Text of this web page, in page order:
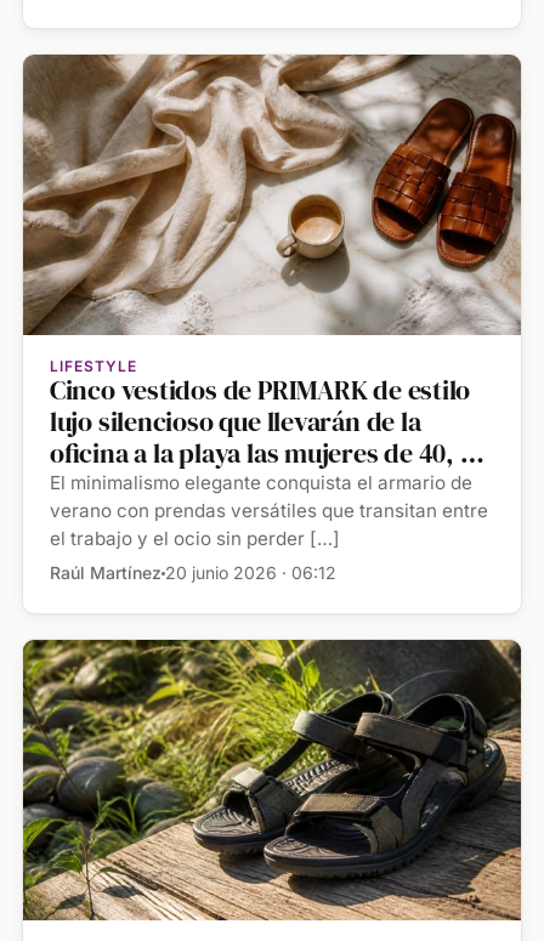
LIFESTYLE
Cinco vestidos de PRIMARK de estilo
lujo silencioso que llevarán de la
oficina a la playa las mujeres de 40, 50
y 60 años con sandalias cómodas
El minimalismo elegante conquista el armario de
verano con prendas versátiles que transitan entre
el trabajo y el ocio sin perder […]
Raúl Martínez 20 junio 2026 · 06:12